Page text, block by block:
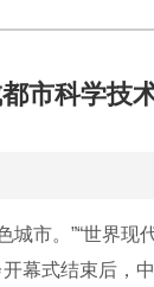
市科学技
市。”“世界
幕式结束后